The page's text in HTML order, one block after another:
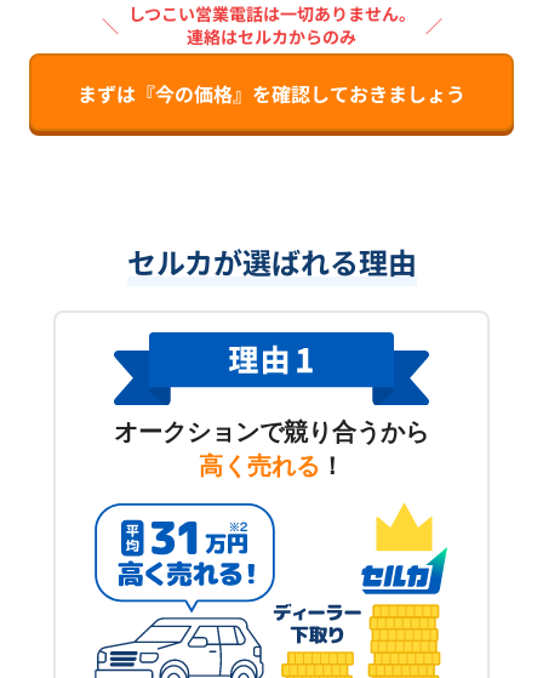
＼ しつこい営業電話は一切ありません。
連絡はセルカからのみ
／
まずは『今の価格』を確認しておきましょう
セルカが選ばれる理由
オークションで競り合うから
高く売れる ！